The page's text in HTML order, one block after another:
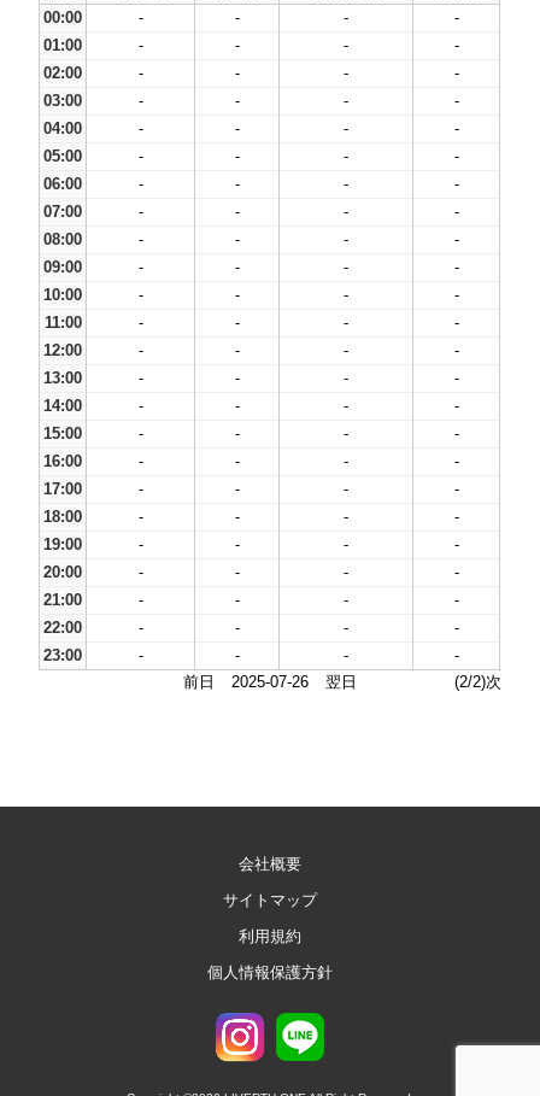
00:00
- - -
-
01:00
- - -
-
02:00
- - -
-
03:00
- - -
-
04:00
- - -
-
05:00
- - -
-
06:00
- - -
-
07:00
- - -
-
08:00
- - -
-
09:00
- - -
-
10:00
- - -
-
11:00
- - -
-
12:00
- - -
-
13:00
- - -
-
14:00
- - -
-
15:00
- - -
-
16:00
- - -
-
17:00
- - -
-
18:00
- - -
-
19:00
- - -
-
20:00
- - -
-
21:00
- - -
-
22:00
- - -
-
23:00
- - -
-
前日
2025-07-26 翌日 (2/2)次
会社概要
サイトマップ
利用規約
個人情報保護方針